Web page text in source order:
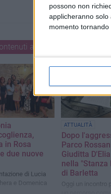
possono non
applicheranno
momento
a tema
in Rosa
due nuove
di Lucia
e Domenica
ATTUALITÀ
Dopo
Parco
Giuditta
nella "Stanza
di Barletta
Oggi un incontro